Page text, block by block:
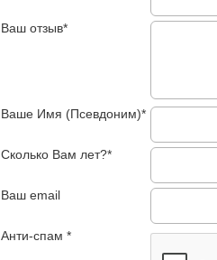
Ваш отзыв*
Ваше Имя (Псевдоним)*
Сколько Вам лет?*
Ваш email
Анти-спам *